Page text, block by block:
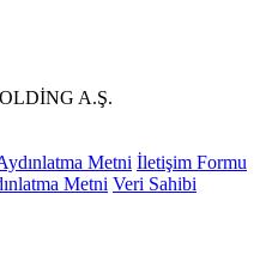
A.Ş.
Metni İletişim Formu
Metni Veri Sahibi